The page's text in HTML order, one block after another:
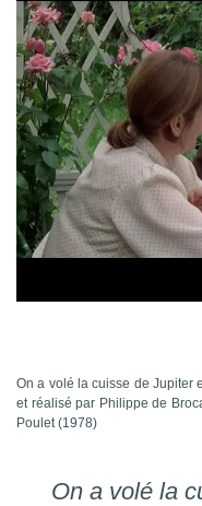
On a volé la cuisse de Jupiter
et réalisé par Philippe de
Poulet (1978)
On a volé la